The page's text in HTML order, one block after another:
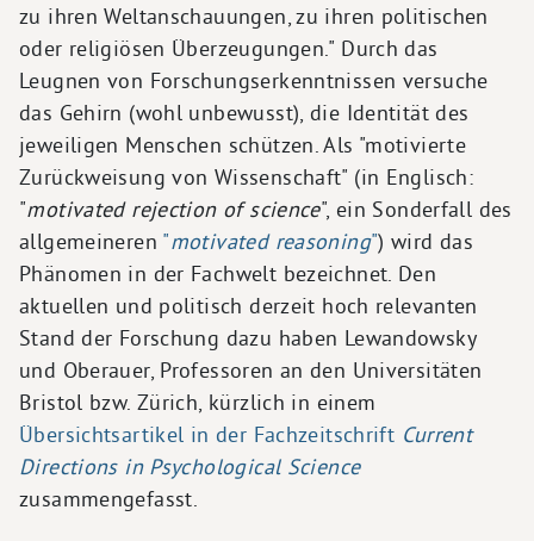
zu ihren Weltanschauungen, zu ihren politischen
oder religiösen Überzeugungen." Durch das
Leugnen von Forschungserkenntnissen versuche
das Gehirn (wohl unbewusst), die Identität des
jeweiligen Menschen schützen. Als "motivierte
Zurückweisung von Wissenschaft" (in Englisch:
"motivated rejection of science", ein Sonderfall des
allgemeineren "motivated reasoning") wird das
Phänomen in der Fachwelt bezeichnet. Den
aktuellen und politisch derzeit hoch relevanten
Stand der Forschung dazu haben Lewandowsky
und Oberauer, Professoren an den Universitäten
Bristol bzw. Zürich, kürzlich in einem
Übersichtsartikel in der Fachzeitschrift Current
Directions in Psychological Science
zusammengefasst.